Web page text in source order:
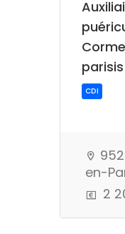
parisis
en-
2